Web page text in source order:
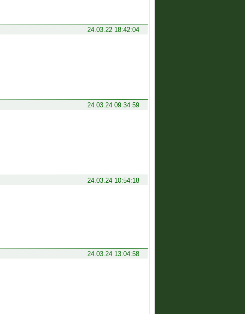
24.03.22 18:42:04
24.03.24 09:34:59
24.03.24 10:54:18
24.03.24 13:04:58